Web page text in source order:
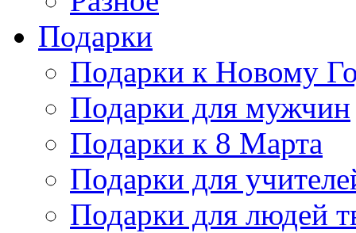
Подарки
Подарки к Новому
Подарки для мужчин
Подарки к 8 Марта
Подарки для
Подарки для людей